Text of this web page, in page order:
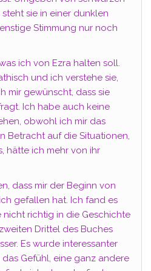
sie in einer dunklen
Stimmung nur noch
ich von Ezra halten soll.
und ich verstehe sie,
mir gewünscht, dass sie
Ich habe auch keine
obwohl ich mir das
Betracht auf die Situationen,
hätte ich mehr von ihr
dass mir der Beginn von
gefallen hat. Ich fand es
richtig in die Geschichte
Drittel des Buches
Es wurde interessanter
Gefühl, eine ganz andere